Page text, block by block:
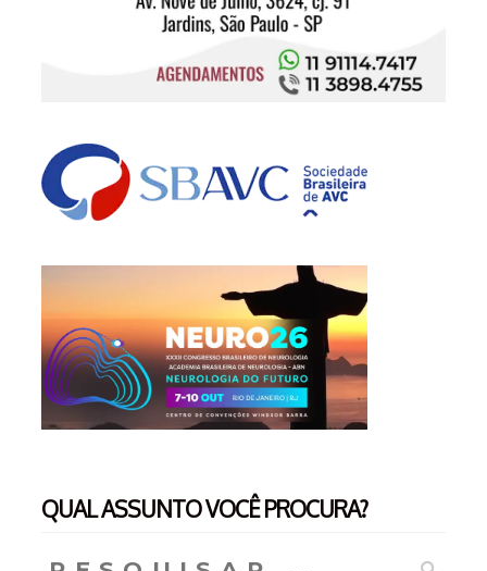
QUAL ASSUNTO VOCÊ PROCURA?